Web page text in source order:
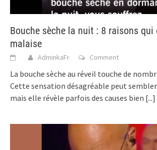
Bouche sèche la nuit : 8 raisons qui
malaise
AdminkaFr Comment
La bouche sèche au réveil touche de
Cette sensation désagréable peut
mais elle révèle parfois des causes bien [...]